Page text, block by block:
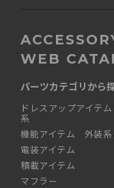
WEB
パーツカテゴリから
ドレスアップアイテ
系
機能アイテム 外装系
電装アイテム
積載アイテム
マフラー